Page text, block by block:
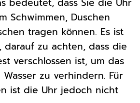
Schwimmen, Duschen
tragen können. Es ist
zu achten, dass die
verschlossen ist, um das
zu verhindern. Für
ist die Uhr jedoch nicht